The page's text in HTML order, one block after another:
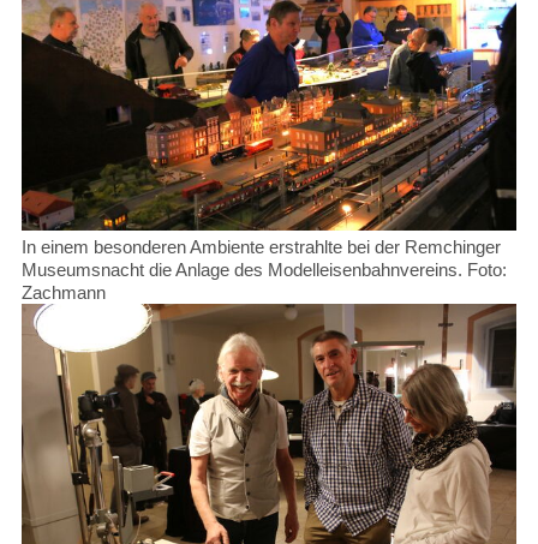
In einem besonderen Ambiente erstrahlte bei der Remchinger
Museumsnacht die Anlage des Modelleisenbahnvereins. Foto:
Zachmann